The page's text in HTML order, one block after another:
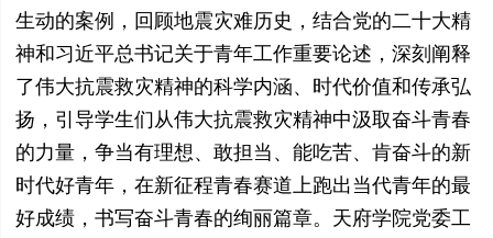
生动的案例，回顾地震灾难历史，结合党的二十大精
神和习近平总书记关于青年工作重要论述，深刻阐释
了伟大抗震救灾精神的科学内涵、时代价值和传承弘
扬，引导学生们从伟大抗震救灾精神中汲取奋斗青春
的力量，争当有理想、敢担当、能吃苦、肯奋斗的新
时代好青年，在新征程青春赛道上跑出当代青年的最
好成绩，书写奋斗青春的绚丽篇章。天府学院党委工